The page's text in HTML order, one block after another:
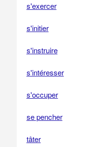
s'exercer
s'initier
s'instruire
s'intéresser
s'occuper
se pencher
tâter